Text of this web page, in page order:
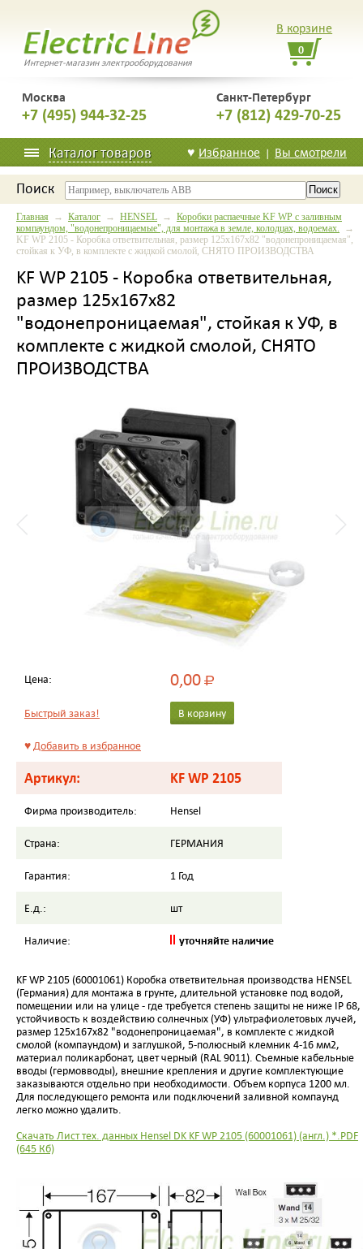
Интернет-магазин электрооборудования
Москва
+7 (495) 944-32-25
Санкт-Петербург
+7 (812) 429-70-25
В корзине
0
Каталог товаров ♥ Избранное | Вы смотрели
Поиск
Главная → Каталог → HENSEL → Коробки распаечные KF WP с заливным
компаундом, "водонепроницаемые", для монтажа в земле, колодцах, водоемах. →
KF WP 2105 - Коробка ответвительная, размер 125х167х82 "водонепроницаемая",
стойкая к УФ, в комплекте с жидкой смолой, СНЯТО ПРОИЗВОДСТВА
KF WP 2105 - Коробка ответвительная,
размер 125х167х82
"водонепроницаемая", стойкая к УФ, в
комплекте с жидкой смолой, СНЯТО
ПРОИЗВОДСТВА
Цена: 0,00Р
Быстрый заказ! В корзину
♥Добавить в избранное
Артикул: KF WP 2105
Фирма производитель: Hensel
Страна: ГЕРМАНИЯ
Гарантия: 1 Год
Е.д.: шт
Наличие: уточняйте наличие
KF WP 2105 (60001061) Коробка ответвительная производства HENSEL
(Германия) для монтажа в грунте, длительной установке под водой,
помещении или на улице - где требуется степень защиты не ниже IP 68,
устойчивость к воздействию солнечных (УФ) ультрафиолетовых лучей,
размер 125х167х82 "водонепроницаемая", в комплекте с жидкой
смолой (компаундом) и заглушкой, 5-полюсный клемник 4-16 мм2,
материал поликарбонат, цвет черный (RAL 9011). Съемные кабельные
вводы (гермовводы), внешние крепления и другие комплектующие
заказываются отдельно при необходимости. Объем корпуса 1200 мл.
Для последующего ремонта или подключений заливной компаунд
легко можно удалить.
Скачать Лист тех. данных Hensel DK KF WP 2105 (60001061) (англ.) *.PDF
(645 Кб)